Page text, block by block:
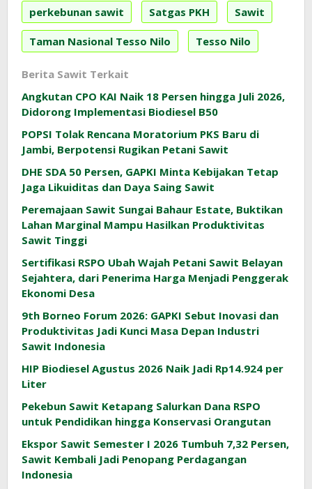
perkebunan sawit Satgas PKH Sawit
Taman Nasional Tesso Nilo Tesso Nilo
Berita Sawit Terkait
Angkutan CPO KAI Naik 18 Persen hingga Juli 2026,
Didorong Implementasi Biodiesel B50
POPSI Tolak Rencana Moratorium PKS Baru di
Jambi, Berpotensi Rugikan Petani Sawit
DHE SDA 50 Persen, GAPKI Minta Kebijakan Tetap
Jaga Likuiditas dan Daya Saing Sawit
Peremajaan Sawit Sungai Bahaur Estate, Buktikan
Lahan Marginal Mampu Hasilkan Produktivitas
Sawit Tinggi
Sertifikasi RSPO Ubah Wajah Petani Sawit Belayan
Sejahtera, dari Penerima Harga Menjadi Penggerak
Ekonomi Desa
9th Borneo Forum 2026: GAPKI Sebut Inovasi dan
Produktivitas Jadi Kunci Masa Depan Industri
Sawit Indonesia
HIP Biodiesel Agustus 2026 Naik Jadi Rp14.924 per
Liter
Pekebun Sawit Ketapang Salurkan Dana RSPO
untuk Pendidikan hingga Konservasi Orangutan
Ekspor Sawit Semester I 2026 Tumbuh 7,32 Persen,
Sawit Kembali Jadi Penopang Perdagangan
Indonesia